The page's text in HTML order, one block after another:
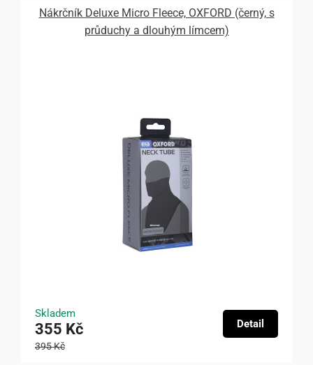
Nákrčník Deluxe Micro Fleece, OXFORD (černý, s
průduchy a dlouhým límcem)
Skladem
355 Kč
395 Kč
Detail